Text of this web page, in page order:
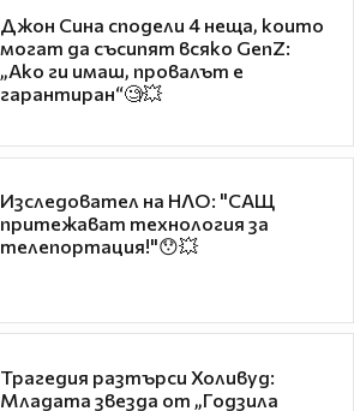
Джон Сина сподели 4 неща, които
могат да съсипят всяко GenZ:
„Ако ги имаш, провалът е
гарантиран“🧐💥
Изследовател на НЛО: "САЩ
притежават технология за
телепортация!"😯💥
Трагедия разтърси Холивуд:
Младата звезда от „Годзила